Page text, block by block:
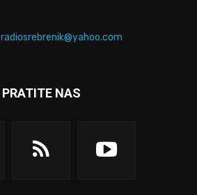
radiosrebrenik@yahoo.com
PRATITE NAS